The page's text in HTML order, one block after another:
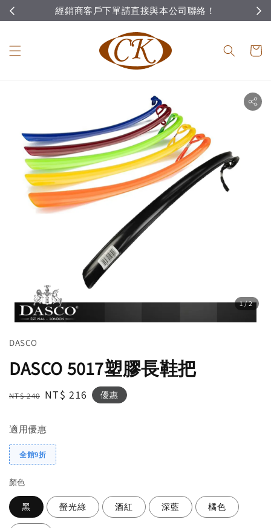
經銷商客戶下單請直接與本公司聯絡！
1/2
DASCO
DASCO 5017塑膠長鞋把
Regular
NT$ 240 Sale
NT$ 216 優惠
適用優惠
全館9折
顏色
黑 螢光綠 酒紅 深藍 橘色